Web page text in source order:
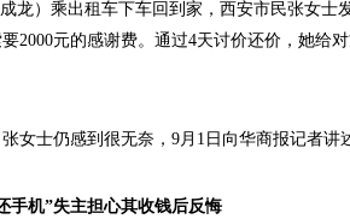
）乘出租车下车回到家，西安市民张女士
2000元的感谢费。通过4天讨价还价，她给
士仍感到很无奈，9月1日向华商报记者讲
手机”失主担心其收钱后反悔